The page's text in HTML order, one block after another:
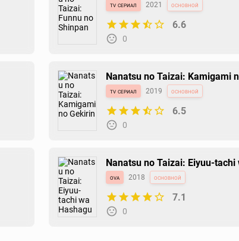
tv сериал 2021 основной
6.6
0
Nanatsu no Taizai: Kamigami
tv сериал 2019 основной
6.5
0
Nanatsu no Taizai: Eiyuu-tachi
Hashagu
ova 2018 основной
7.1
0